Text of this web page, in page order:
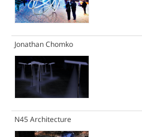
Jonathan Chomko
N45 Architecture